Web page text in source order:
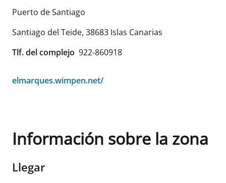
Puerto de Santiago
Santiago del Teide, 38683 Islas Canarias
Tlf. del complejo 922-860918
elmarques.wimpen.net/
Información sobre la zona
Llegar